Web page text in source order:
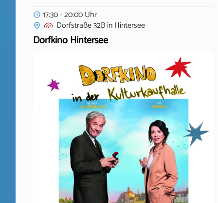
17:30 - 20:00 Uhr
Dorfstraße 32BinHintersee
Dorfkino Hintersee